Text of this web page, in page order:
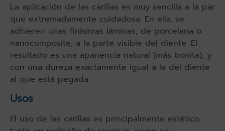
La aplicación de las carillas es muy sencilla a la par
que extremadamente cuidadosa. En ella, se
adhieren unas finísimas láminas, de porcelana o
nanocomposite, a la parte visible del diente. El
resultado es una apariencia natural (más bonita), y
con una dureza exactamente igual a la del diente
al que está pegada.
Usos
El uso de las carillas es principalmente estético,